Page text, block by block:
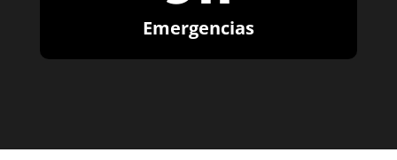
Emergencias